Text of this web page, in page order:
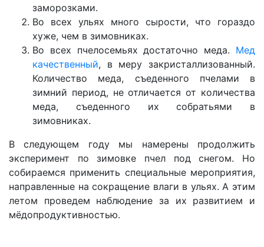
заморозками.
Во всех ульях много сырости, что гораздо
хуже, чем в зимовниках.
Во всех пчелосемьях достаточно меда. Мед
качественный, в меру закристаллизованный.
Количество меда, съеденного пчелами в
зимний период, не отличается от количества
меда, съеденного их собратьями в
зимовниках.
В следующем году мы намерены продолжить
эксперимент по зимовке пчел под снегом. Но
собираемся применить специальные мероприятия,
направленные на сокращение влаги в ульях. А этим
летом проведем наблюдение за их развитием и
мёдопродуктивностью.